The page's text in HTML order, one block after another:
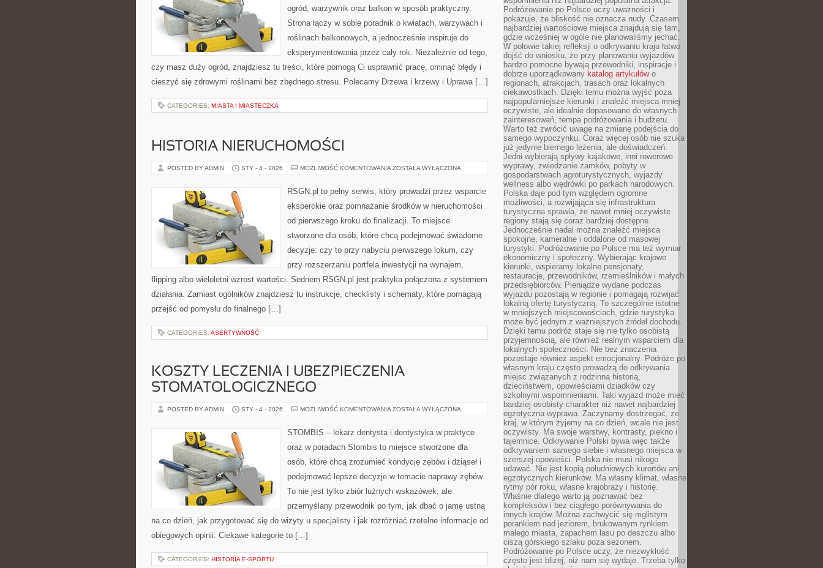
ogród, warzywnik oraz balkon w sposób praktyczny.
Strona łączy w sobie poradnik o kwiatach, warzywach i
roślinach balkonowych, a jednocześnie inspiruje do
eksperymentowania przez cały rok. Niezależnie od tego,
czy masz duży ogród, znajdziesz tu treści, które pomogą Ci usprawnić pracę, ominąć błędy i
cieszyć się zdrowymi roślinami bez zbędnego stresu. Polecamy Drzewa i krzewy i Uprawa […]
CATEGORIES: MIASTA I MIASTECZKA
HISTORIA NIERUCHOMOŚCI
POSTED BY ADMIN STY - 4 - 2026 MOŻLIWOŚĆ KOMENTOWANIA HISTORIA
ZOSTAŁA WYŁĄCZONA
RSGN.pl to pełny serwis, który prowadzi przez wsparcie
eksperckie oraz pomnażanie środków w nieruchomości
od pierwszego kroku do finalizacji. To miejsce
stworzone dla osób, które chcą podejmować świadome
decyzje: czy to przy nabyciu pierwszego lokum, czy
przy rozszerzaniu portfela inwestycji na wynajem,
flipping albo wieloletni wzrost wartości. Sednem RSGN.pl jest praktyka połączona z systemem
działania. Zamiast ogólników znajdziesz tu instrukcje, checklisty i schematy, które pomagają
przejść od pomysłu do finalnego […]
CATEGORIES: ASERTYWNOŚĆ
KOSZTY LECZENIA I UBEZPIECZENIA
STOMATOLOGICZNEGO
POSTED BY ADMIN STY - 4 - 2026 MOŻLIWOŚĆ KOMENTOWANIA KOSZTY
UBEZPIECZENIA
STOMATOLOGICZNEGO
ZOSTAŁA WYŁĄCZONA
STOMBIS – lekarz dentysta i dentystyka w praktyce
oraz w poradach Stombis to miejsce stworzone dla
osób, które chcą zrozumieć kondycję zębów i dziąseł i
podejmować lepsze decyzje w temacie naprawy zębów.
To nie jest tylko zbiór luźnych wskazówek, ale
przemyślany przewodnik po tym, jak dbać o jamę ustną
na co dzień, jak przygotować się do wizyty u specjalisty i jak rozróżniać rzetelne informacje od
obiegowych opinii. Ciekawe kategorie to […]
CATEGORIES: HISTORIA E-SPORTU
Podróżowanie po Polsce uczy uważności i
pokazuje, że bliskość nie oznacza nudy. Czasem
najbardziej wartościowe miejsca znajdują się tam,
gdzie wcześniej w ogóle nie planowaliśmy jechać.
W połowie takiej refleksji o odkrywaniu kraju łatwo
dojść do wniosku, że przy planowaniu wyjazdów
bardzo pomocne bywają przewodniki, inspiracje i
dobrze uporządkowany katalog artykułówo
regionach, atrakcjach, trasach oraz lokalnych
ciekawostkach. Dzięki temu można wyjść poza
najpopularniejsze kierunki i znaleźć miejsca mniej
oczywiste, ale idealnie dopasowane do własnych
zainteresowań, tempa podróżowania i budżetu.
Warto też zwrócić uwagę na zmianę podejścia do
samego wypoczynku. Coraz więcej osób nie szuka
już jedynie biernego leżenia, ale doświadczeń.
Jedni wybierają spływy kajakowe, inni rowerowe
wyprawy, zwiedzanie zamków, pobyty w
gospodarstwach agroturystycznych, wyjazdy
wellness albo wędrówki po parkach narodowych.
Polska daje pod tym względem ogromne
możliwości, a rozwijająca się infrastruktura
turystyczna sprawia, że nawet mniej oczywiste
regiony stają się coraz bardziej dostępne.
Jednocześnie nadal można znaleźć miejsca
spokojne, kameralne i oddalone od masowej
turystyki. Podróżowanie po Polsce ma też wymiar
ekonomiczny i społeczny. Wybierając krajowe
kierunki, wspieramy lokalne pensjonaty,
restauracje, przewodników, rzemieślników i małych
przedsiębiorców. Pieniądze wydane podczas
wyjazdu pozostają w regionie i pomagają rozwijać
lokalną ofertę turystyczną. To szczególnie istotne
w mniejszych miejscowościach, gdzie turystyka
może być jednym z ważniejszych źródeł dochodu.
Dzięki temu podróż staje się nie tylko osobistą
przyjemnością, ale również realnym wsparciem dla
lokalnych społeczności. Nie bez znaczenia
pozostaje również aspekt emocjonalny. Podróże po
własnym kraju często prowadzą do odkrywania
miejsc związanych z rodzinną historią,
dzieciństwem, opowieściami dziadków czy
szkolnymi wspomnieniami. Taki wyjazd może mieć
bardziej osobisty charakter niż nawet najbardziej
egzotyczna wyprawa. Zaczynamy dostrzegać, że
kraj, w którym żyjemy na co dzień, wcale nie jest
oczywisty. Ma swoje warstwy, kontrasty, piękno i
tajemnice. Odkrywanie Polski bywa więc także
odkrywaniem samego siebie i własnego miejsca w
szerszej opowieści. Polska nie musi nikogo
udawać. Nie jest kopią południowych kurortów ani
egzotycznych kierunków. Ma własny klimat, własne
rytmy pór roku, własne krajobrazy i historię.
Właśnie dlatego warto ją poznawać bez
kompleksów i bez ciągłego porównywania do
innych krajów. Można zachwycić się mglistym
porankiem nad jeziorem, brukowanym rynkiem
małego miasta, zapachem lasu po deszczu albo
ciszą górskiego szlaku poza sezonem.
Podróżowanie po Polsce uczy, że niezwykłość
często jest bliżej, niż nam się wydaje. Trzeba tylko